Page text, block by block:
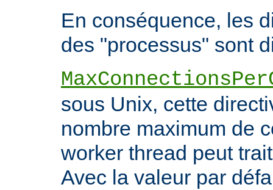
En conséquence, les
des "processus" sont
sous Unix, cette
nombre maximum de
worker thread peut
Avec la valeur par